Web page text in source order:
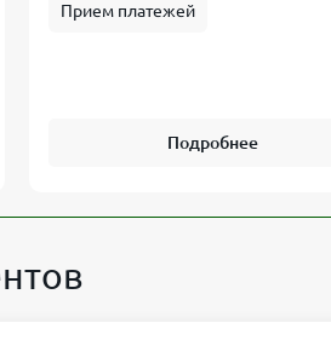
Прием платежей
Подробнее